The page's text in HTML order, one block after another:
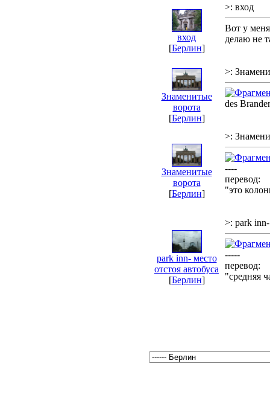
вход
[Берлин]
>: вход
Вот у
делаю не
Знаменитые
ворота
[Берлин]
>:
des
Знаменитые
ворота
[Берлин]
>:
----
перевод:
"это
park inn- место
отстоя автобуса
[Берлин]
>: park inn-
-----
перевод:
"средняя